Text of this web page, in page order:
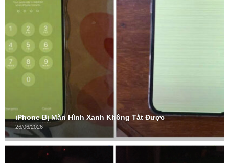
iPhone Bị Màn Hình Xanh Không Tắt Được
26/06/2026